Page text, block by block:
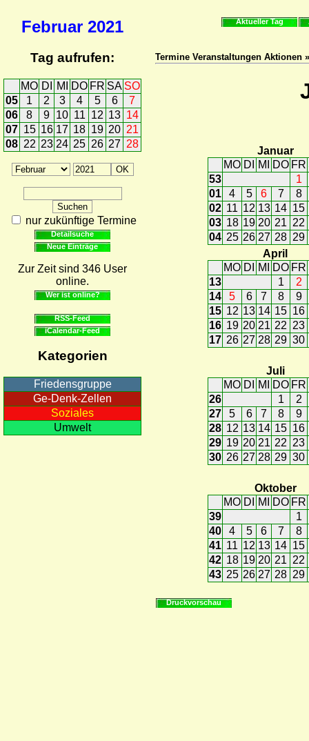
Februar 2021
Tag aufrufen:
MO DI MI DO FR SA SO
05
1 2 3 4 5 6
7
06
8 9 10 11 12 13 14
07 15 16 17 18 19 20 21
08 22 23 24 25 26 27 28
nur zukünftige Termine
Detailsuche
Neue Einträge
Zur Zeit sind 346 User
online.
Wer ist online?
RSS-Feed
iCalendar-Feed
Kategorien
Friedensgruppe
Ge-Denk-Zellen
Soziales
Umwelt
Aktueller Tag
Termine Veranstaltungen Aktionen
Januar
MO DI MI DO FR
53
1
01
4 5 6 7
8
02 11 12 13 14 15
03 18 19 20 21 22
04 25 26 27 28 29
April
MO DI MI DO FR
13
1
2
14
5 6 7 8
9
15 12 13 14 15 16
16 19 20 21 22 23
17 26 27 28 29 30
Juli
MO DI MI DO FR
26
1
2
27
5 6 7 8
9
28 12 13 14 15 16
29 19 20 21 22 23
30 26 27 28 29 30
Oktober
MO DI MI DO FR
39
1
40
4 5 6 7
8
41 11 12 13 14 15
42 18 19 20 21 22
43 25 26 27 28 29
Druckvorschau